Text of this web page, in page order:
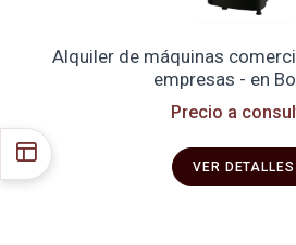
Alquiler de máquinas
empresas - en
Precio a
VER DETALLES